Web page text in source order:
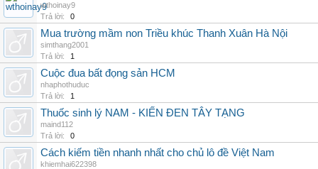
wthoinay9
Trả lời:
0
Mua trường mầm non Triều khúc Thanh Xuân Hà Nội
simthang2001
Trả lời:
1
Cuộc đua bất đọng sản HCM
nhaphothuduc
Trả lời:
1
Thuốc sinh lý NAM - KIẾN ĐEN TÂY TẠNG
maind112
Trả lời:
0
Cách kiếm tiền nhanh nhất cho chủ lô đề Việt Nam
khiemhai622398